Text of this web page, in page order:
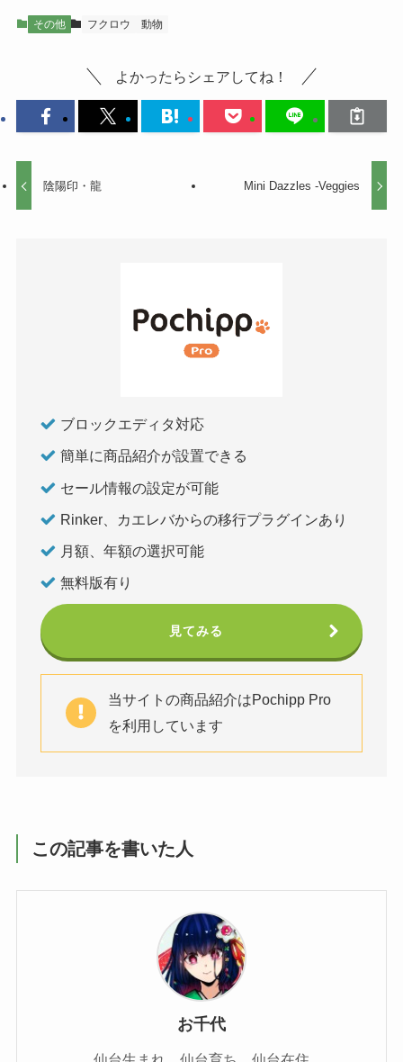
その他 フクロウ 動物
よかったらシェアしてね！
陰陽印・龍 Mini Dazzles -Veggies
ブロックエディタ対応
簡単に商品紹介が設置できる
セール情報の設定が可能
Rinker、カエレバからの移行プラグインあり
月額、年額の選択可能
無料版有り
見てみる
当サイトの商品紹介はPochipp Pro
を利用しています
この記事を書いた人
お千代